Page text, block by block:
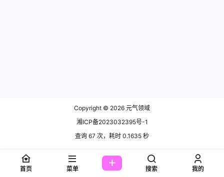
Copyright © 2026 元气领域
湘ICP备2023032395号-1
查询 67 次，耗时 0.1635 秒
首页 菜单 搜索 我的